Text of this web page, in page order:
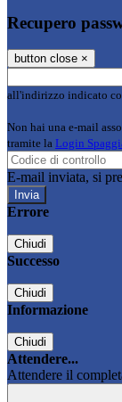
Recupero
button close ×
all'indirizzo indicato
Non hai una e-mail
tramite la Login
E-mail inviata, si
Errore
Chiudi
Successo
Chiudi
Informazione
Chiudi
Attendere...
Attendere il